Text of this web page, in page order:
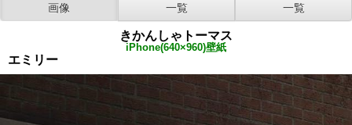
画像
一覧
一覧
きかんしゃトーマス
iPhone(640×960)壁紙
エミリー